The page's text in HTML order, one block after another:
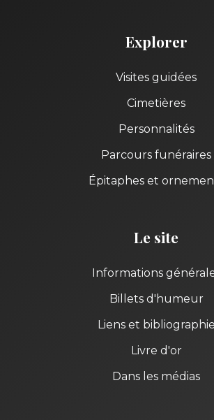
Explorer
Visites guidées
Cimetières
Personnalités
Parcours funéraires
Épitaphes et
Le site
Informations
Billets d'humeur
Liens et bibliographie
Livre d'or
Dans les médias